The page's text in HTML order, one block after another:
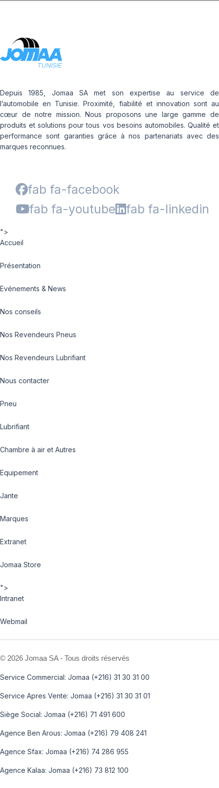
Depuis 1985, Jomaa SA met son expertise au service de
l’automobile en Tunisie. Proximité, fiabilité et innovation sont au
cœur de notre mission. Nous proposons une large gamme de
produits et solutions pour tous vos besoins automobiles. Qualité et
performance sont garanties grâce à nos partenariats avec des
marques reconnues.
fab fa-facebook
fab fa-youtube
fab fa-linkedin
">
Accueil
Présentation
Evénements & News
Nos conseils
Nos Revendeurs Pneus
Nos Revendeurs Lubrifiant
Nous contacter
Pneu
Lubrifiant
Chambre à air et Autres
Equipement
Jante
Marques
Extranet
Jomaa Store
">
Intranet
Webmail
© 2026 Jomaa SA - Tous droits réservés
Service Commercial: Jomaa (+216) 31 30 31 00
Service Apres Vente: Jomaa (+216) 31 30 31 01
Siège Social: Jomaa (+216) 71 491 600
Agence Ben Arous: Jomaa (+216) 79 408 241
Agence Sfax: Jomaa (+216) 74 286 955
Agence Kalaa: Jomaa (+216) 73 812 100